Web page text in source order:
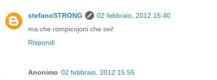
stefanoSTRONG
02 febbraio, 2012 15:40
ma che rompicojoni che sei!
Rispondi
Anonimo 02 febbraio, 2012 15:55